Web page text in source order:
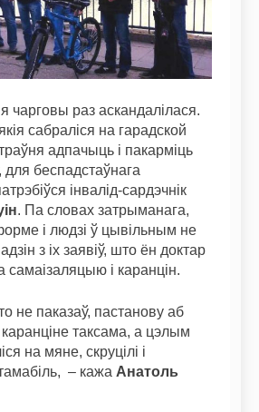
чарговы раз аскандалілася.
сабраліся на гарадской
адпачыць і пакарміць
для беспадстаўнага
інвалід-сардэчнік
. Па словах затрыманага,
і людзі ў цывільным не
з іх заявіў, што ён доктар
самаізаляцыю і каранцін.
не паказаў, пастанову аб
каранціне таксама, а цэлым
на мяне, скруцілі і
– кажа Анатоль